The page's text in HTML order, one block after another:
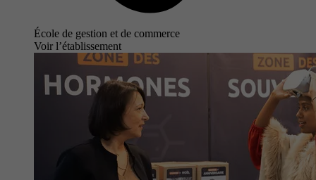
École de gestion et de commerce
Voir l’établissement